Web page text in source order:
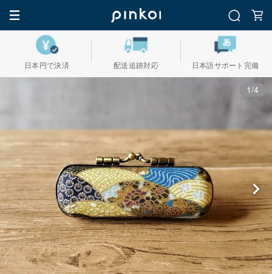
日本円で決済 配送追跡対応 日本語サポート完備
1/4